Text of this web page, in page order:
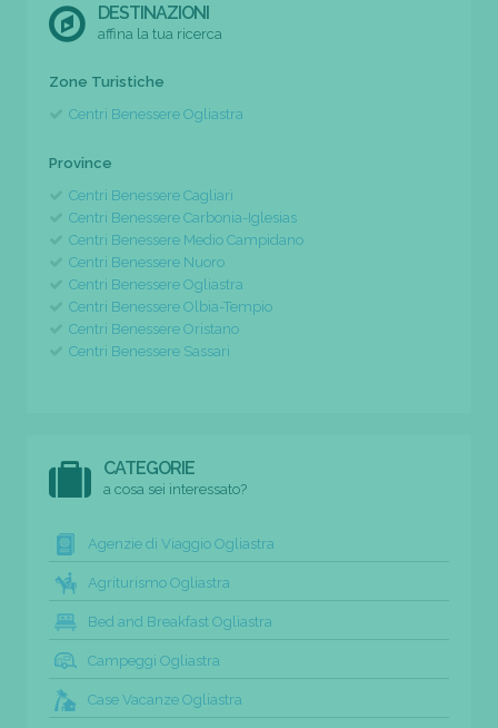
DESTINAZIONI
affina la tua ricerca
Zone Turistiche
Centri Benessere Ogliastra
Province
Centri Benessere Cagliari
Centri Benessere Carbonia-Iglesias
Centri Benessere Medio Campidano
Centri Benessere Nuoro
Centri Benessere Ogliastra
Centri Benessere Olbia-Tempio
Centri Benessere Oristano
Centri Benessere Sassari
CATEGORIE
a cosa sei interessato?
Agenzie di Viaggio Ogliastra
Agriturismo Ogliastra
Bed and Breakfast Ogliastra
Campeggi Ogliastra
Case Vacanze Ogliastra